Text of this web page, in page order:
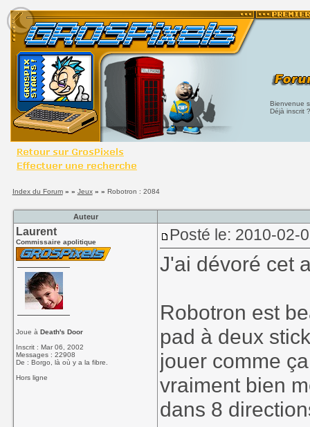
Bienvenue
Déjà inscrit
Index du Forum» » Jeux» » Robotron : 2084
Auteur
Laurent
Commissaire apolitique
Joue àDeath's Door
Inscrit : Mar 06, 2002
Messages : 22908
De : Borgo, là où y a la fibre.
Hors ligne
Posté le: 2010-02-
J'ai dévoré cet
Robotron est
pad à deux
jouer comme
vraiment bien
dans 8